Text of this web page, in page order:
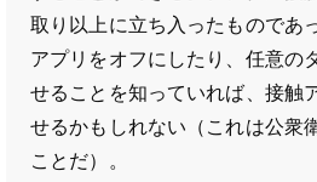
取り以上に立ち入ったものであ
アプリをオフにしたり、任意の
せることを知っていれば、接触
せるかもしれない（これは公衆
ことだ）。